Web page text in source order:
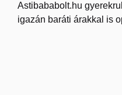
Astibababolt.hu
igazán baráti árakkal is